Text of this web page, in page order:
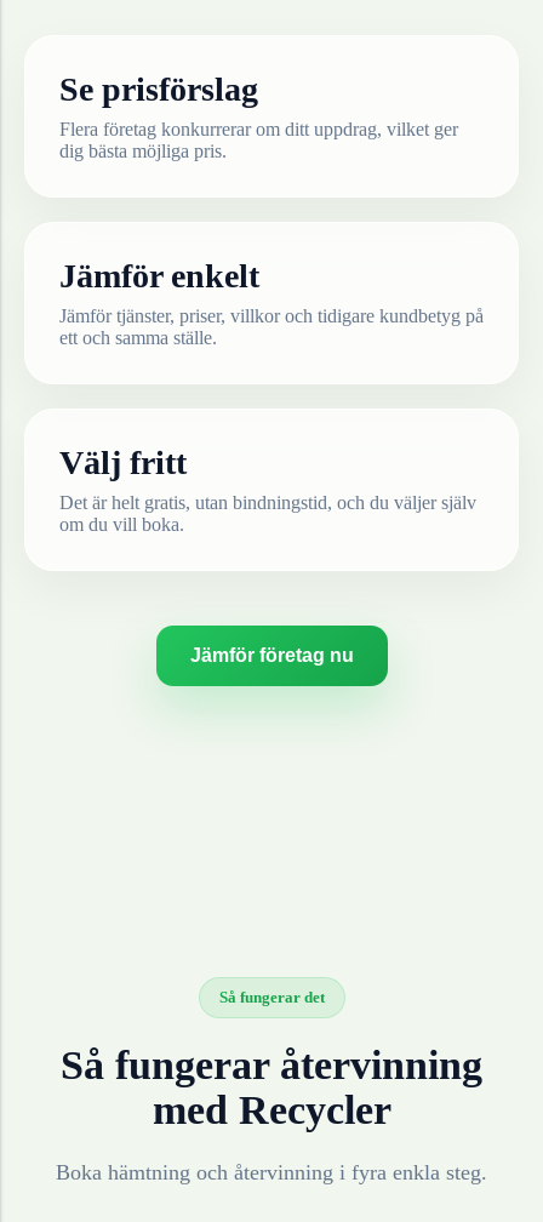
Se prisförslag
Flera företag konkurrerar om ditt uppdrag, vilket ger
dig bästa möjliga pris.
Jämför enkelt
Jämför tjänster, priser, villkor och tidigare kundbetyg på
ett och samma ställe.
Välj fritt
Det är helt gratis, utan bindningstid, och du väljer själv
om du vill boka.
Jämför företag nu
Så fungerar det
Så fungerar återvinning
med Recycler
Boka hämtning och återvinning i fyra enkla steg.